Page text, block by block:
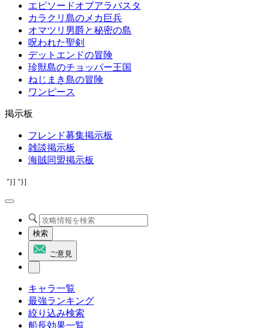
エピソードオブアラバスタ
カラクリ島のメカ巨兵
オマツリ男爵と秘密の島
呪われた聖剣
デットエンドの冒険
珍獣島のチョッパー王国
ねじまき島の冒険
ワンピース
掲示板
フレンド募集掲示板
雑談掲示板
海賊同盟掲示板
"}] "}]
検索
ご意見
キャラ一覧
最強ランキング
絞り込み検索
船長効果一覧